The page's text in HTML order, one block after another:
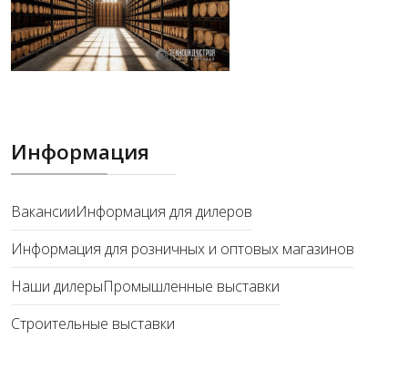
Информация
ВакансииИнформация для дилеров
Информация для розничных и оптовых магазинов
Наши дилерыПромышленные выставки
Строительные выставки